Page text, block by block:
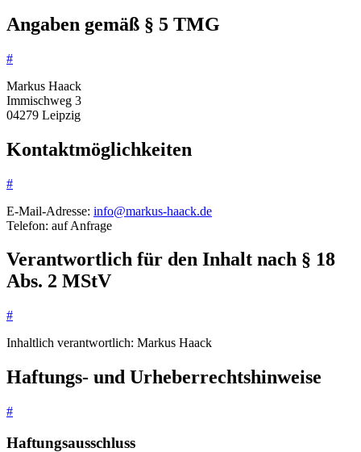
Angaben gemäß § 5 TMG
#
Markus Haack
Immischweg 3
04279 Leipzig
Kontaktmöglichkeiten
#
E-Mail-Adresse: info@markus-haack.de
Telefon: auf Anfrage
Verantwortlich für den Inhalt nach § 18
Abs. 2 MStV
#
Inhaltlich verantwortlich: Markus Haack
Haftungs- und Urheberrechtshinweise
#
Haftungsausschluss